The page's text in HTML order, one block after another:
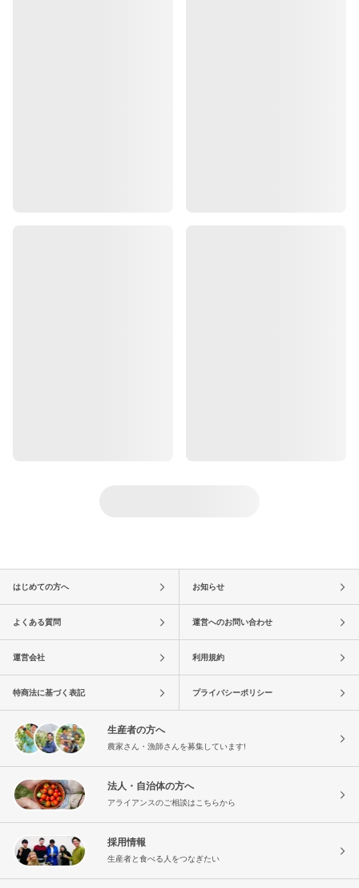
はじめての方へ お知らせ
よくある質問 運営へのお問い合わせ
運営会社 利用規約
特商法に基づく表記 プライバシーポリシー
生産者の方へ
農家さん・漁師さんを募集しています!
法人・自治体の方へ
アライアンスのご相談はこちらから
採用情報
生産者と食べる人をつなぎたい